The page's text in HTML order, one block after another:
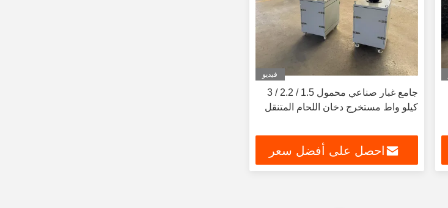
فيديو
جامع غبار صناعي محمول 1.5 / 2.2 / 3
كيلو واط مستخرج دخان اللحام المتنقل
احصل على أفضل سعر